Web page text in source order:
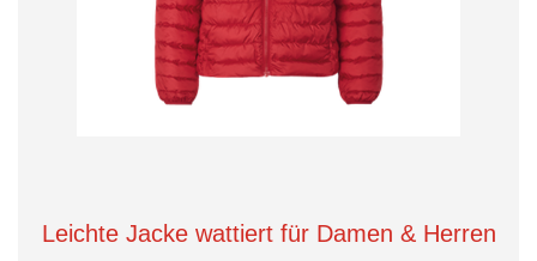
Leichte Jacke wattiert für Damen & Herren